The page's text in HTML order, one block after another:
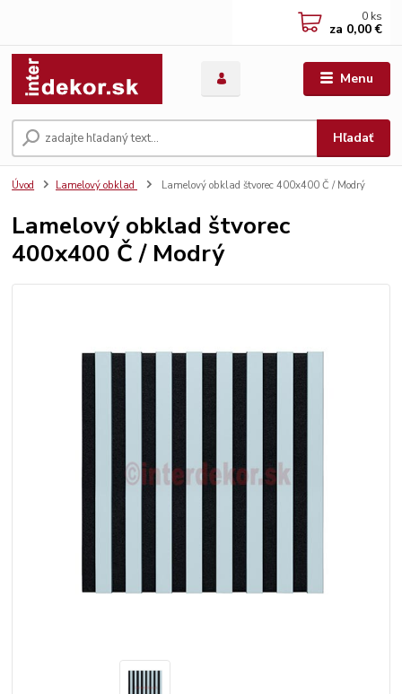
Menu
Hľadať
0 ks
za 0,00 €
Úvod Lamelový obklad Lamelový obklad štvorec 400x400 Č / Modrý
Lamelový obklad štvorec
400x400 Č / Modrý